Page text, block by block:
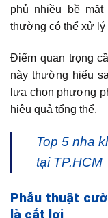
phủ nhiều bề
thường có thể xử lý
Điểm quan trọng
này thường hiểu
lựa chọn phương
hiệu quả tổng thể.
Top 5 nha
tại TP.HCM
Phẫu thuật
là cắt lợi